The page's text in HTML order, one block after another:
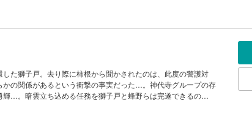
た獅子戸。去り際に柿根から聞かされたのは、此度の警護対
の関係があるという衝撃の事実だった…。神代寺グループの存
…。暗雲立ち込める任務を獅子戸と蜂野らは完遂できるの